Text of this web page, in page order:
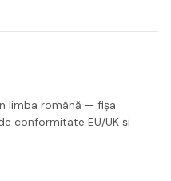
limba română — fișa
conformitate EU/UK și